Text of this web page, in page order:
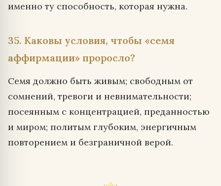
именно ту способность, которая нужна.
35. Каковы условия, чтобы «семя
аффирмации» проросло?
Семя должно быть живым; свободным от
сомнений, тревоги и невнимательности;
посеянным с концентрацией, преданностью
и миром; политым глубоким, энергичным
повторением и безграничной верой.